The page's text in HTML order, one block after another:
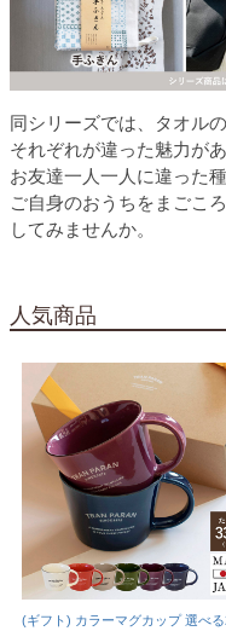
同シリーズでは、タオル
それぞれが違った魅力が
お友達一人一人に違った
ご自身のおうちをまごこ
してみませんか。
人気商品
(ギフト) カラーマグカップ 選べ